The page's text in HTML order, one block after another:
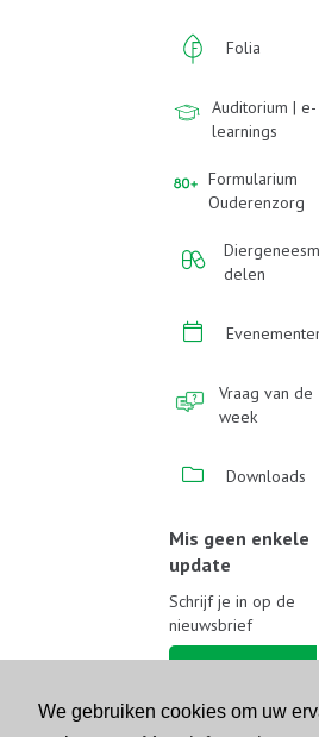
We gebruiken cookies om uw
Folia
Auditorium | e-
learnings
Formularium
Ouderenzorg
delen
Vraag van de
week
Downloads
Mis geen enkele
update
Schrijf je in op de
nieuwsbrief